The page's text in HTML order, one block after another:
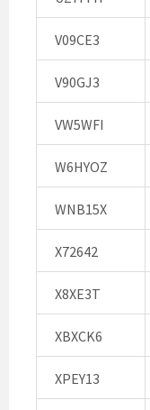
V09CE3
V90GJ3
VW5WFI
W6HYOZ
WNB15X
X72642
X8XE3T
XBXCK6
XPEY13